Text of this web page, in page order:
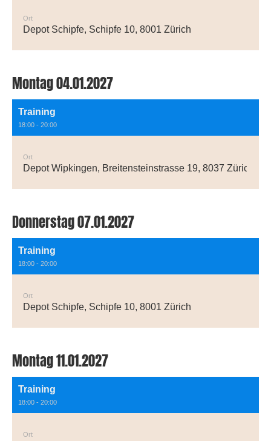
Ort
Depot Schipfe, Schipfe 10, 8001 Zürich
Montag 04.01.2027
Training
18:00 - 20:00
Ort
Depot Wipkingen, Breitensteinstrasse 19, 8037 Zürich
Donnerstag 07.01.2027
Training
18:00 - 20:00
Ort
Depot Schipfe, Schipfe 10, 8001 Zürich
Montag 11.01.2027
Training
18:00 - 20:00
Ort